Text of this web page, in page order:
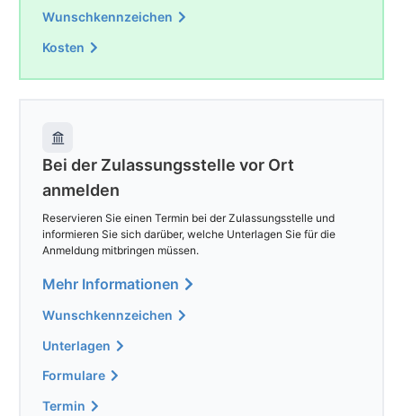
Wunschkennzeichen
Kosten
Bei der Zulassungsstelle vor Ort
anmelden
Reservieren Sie einen Termin bei der Zulassungsstelle und
informieren Sie sich darüber, welche Unterlagen Sie für die
Anmeldung mitbringen müssen.
Mehr Informationen
Wunschkennzeichen
Unterlagen
Formulare
Termin